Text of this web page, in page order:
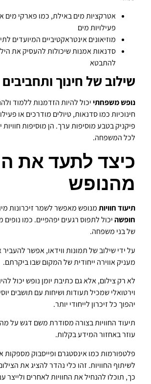
אטרקציות מים באילת, כמו פארקי מים
פעילויות מים
מוזיאונים אינטראקטיביים המיועדים
סדנאות אמנות שיכולות להעסיק את
להתבטא
שילוב של חינוך ותחביבים
נופש משפחתייכול להיות הזדמנות ללמוד
חינוכיות כמו סדנאות, טיולים מודרכים או
פיקניק בטבע מוסיפות ערך. הן מוסיפות חוויות
לכל המשפחה.
כיצד לתעד את
מהנופש
תיעוד חוויותמנופש מאפשר לשמר זיכרונות
חופשהיכול לתפוס רגעים יפהפיים. כמו נופים
של בני משפחה.
על ידי שילוב של תמונות ווידאו, אפשר
מעניק אווירה ייחודית של המקום שבו ביקרתם.
לא רק צילום, אלא גם כתיבת יומן נופש יכול
וירטואלי שמכיל תעודות ושיחות עם תושבים
יהפוך כל זיכרון לייחודי יותר.
תיעוד החוויות בצורה מסודרת משם דגש על
עוזר באחזור המידע בקלות.
פלטפורמות כמו אינסטגרם ופייסבוק מספקות
לשיתוף החוויות. זהו כלי נהדר להציג את
כך, תוכלו להנחיל את החוויות לאחרים ולייצר